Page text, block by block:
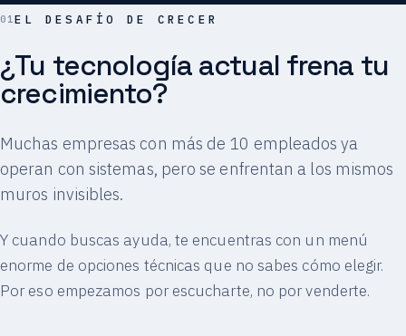
EL DESAFÍO DE CRECER
¿Tu tecnología actual frena tu
crecimiento?
Muchas empresas con más de 10 empleados ya
operan con sistemas, pero se enfrentan a los mismos
muros invisibles.
Y cuando buscas ayuda, te encuentras con un menú
enorme de opciones técnicas que no sabes cómo elegir.
Por eso empezamos por escucharte, no por venderte.